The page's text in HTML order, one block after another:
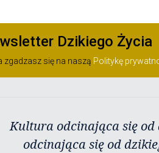
Dzikiego Życia
zgadzasz się na naszą Politykę
Kultura odcinająca się
odcinająca się od